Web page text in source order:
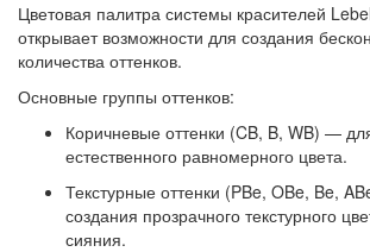
Цветовая палитра системы красителей
открывает возможности для создания
количества оттенков.
Основные группы оттенков:
Коричневые оттенки (CB, B, WB) —
естественного равномерного цвета.
Текстурные оттенки (PBe, OBe, Be,
создания прозрачного текстурного
сияния.